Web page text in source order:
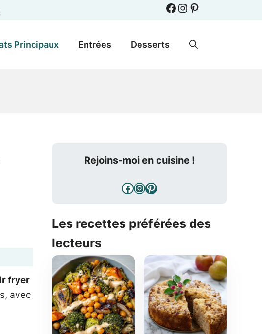
Facebook
Instagram
Pinterest
Principaux Entrées Desserts
fryer
avec
Rejoins-moi en cuisine !
Facebook
Instagram
Pinterest
Les recettes préférées des
lecteurs